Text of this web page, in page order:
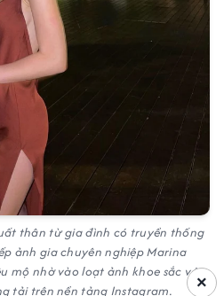
thân từ gia đình có truyền thống
ảnh gia chuyên nghiệp Marina
mộ nhờ vào loạt ảnh khoe sắc vóc
tải trên nền tảng Instagram.
×